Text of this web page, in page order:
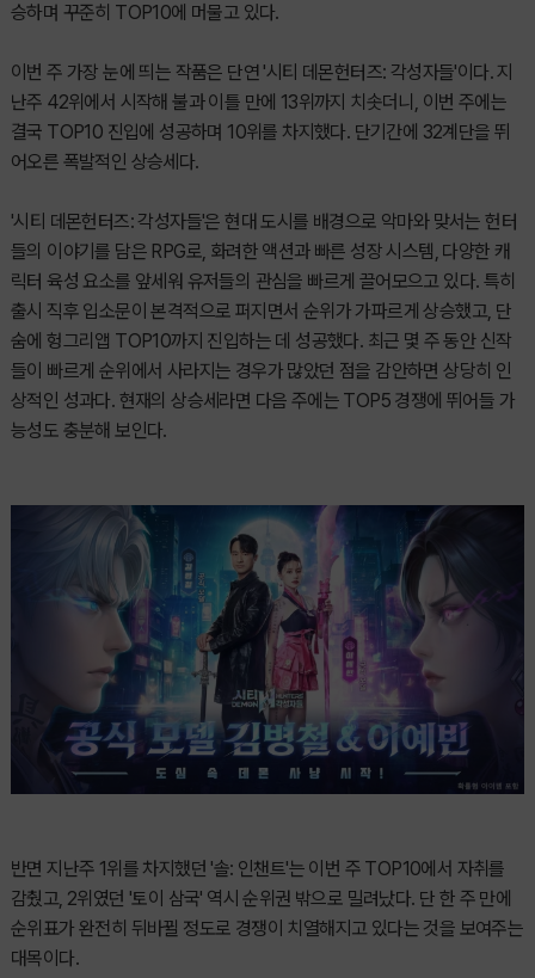
승하며 꾸준히 TOP10에 머물고 있다.
이번 주 가장 눈에 띄는 작품은 단연 '시티 데몬헌터즈: 각성자들'이다. 지
난주 42위에서 시작해 불과 이틀 만에 13위까지 치솟더니, 이번 주에는
결국 TOP10 진입에 성공하며 10위를 차지했다. 단기간에 32계단을 뛰
어오른 폭발적인 상승세다.
'시티 데몬헌터즈: 각성자들'은 현대 도시를 배경으로 악마와 맞서는 헌터
들의 이야기를 담은 RPG로, 화려한 액션과 빠른 성장 시스템, 다양한 캐
릭터 육성 요소를 앞세워 유저들의 관심을 빠르게 끌어모으고 있다. 특히
출시 직후 입소문이 본격적으로 퍼지면서 순위가 가파르게 상승했고, 단
숨에 헝그리앱 TOP10까지 진입하는 데 성공했다. 최근 몇 주 동안 신작
들이 빠르게 순위에서 사라지는 경우가 많았던 점을 감안하면 상당히 인
상적인 성과다. 현재의 상승세라면 다음 주에는 TOP5 경쟁에 뛰어들 가
능성도 충분해 보인다.
반면 지난주 1위를 차지했던 '솔: 인챈트'는 이번 주 TOP10에서 자취를
감췄고, 2위였던 '토이 삼국' 역시 순위권 밖으로 밀려났다. 단 한 주 만에
순위표가 완전히 뒤바뀔 정도로 경쟁이 치열해지고 있다는 것을 보여주는
대목이다.